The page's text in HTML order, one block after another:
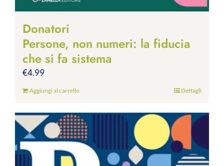
Donatori
Persone, non numeri: la fiducia
che si fa sistema
€4.99
Aggiungi al carrello Dettagli